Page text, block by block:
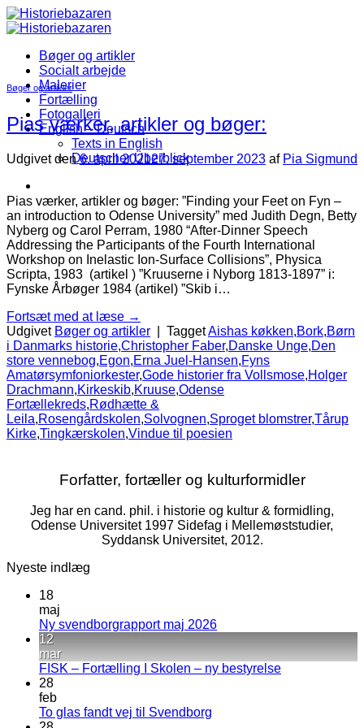
Fortsæt
til
Bøger og artikler
Socialt arbejde
Malerier
Fortælling
Fotogalleri
English – Deutsch
Texts in English
Deutscher Überblick
Bøger og artikler
Pias værker, artikler og bøger:
Udgivet den6. april 202127. september 2023 af Pia Sigmund
Pias værker, artikler og bøger: ”Finding your Feet on Fyn –
an introduction to Odense University” med Judith Degn, Betty
Nyberg og Carol Perram, 1980 “After-Dinner Speech
Addressing the Participants of the Fourth International
Workshop on Inelastic Ion-Surface Collisions”, Physica
Scripta, 1983 (artikel ) ”Kruuserne i Nyborg 1813-1897” i:
Fynske Årbøger 1984 (artikel) ”Skib i…
Fortsæt med at læse →
Udgivet Bøger og artikler TaggetAishas køkken,Bork,Børn
i Danmarks historie,Christopher Faber,Danske Unge,Den
store vennebog,Egon,Erna Juel-Hansen,Fyns
Amatørsymfoniorkester,Gode historier fra Vollsmose,Holger
Drachmann,Kirkeskib,Kruuse,Odense
Fortællekreds,Rødhætte &
Leila,Rosengårdskolen,Solvognen,Sproget blomstrer,Tårup
Kirke,Tingkærskolen,Vindue til poesien
Forfatter, fortæller og kulturformidler
Jeg har en cand. phil. i historie og kultur & formidling,
Odense Universitet 1997 Sidefag i Mellemøststudier,
Syddansk Universitet, 2012.
Nyeste indlæg
18
maj
Ny svendborgrapport maj 2026Ingen
Ny
12
mar
FISK – Fortælling I Skolen – ny bestyrelseIngen
28
feb
To glas fandt vej til Svendborg